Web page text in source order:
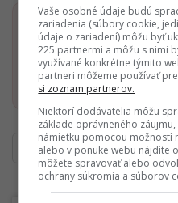
Dostaň Startitup do
Pridať ako
Ďakujeme, že čítaš
alebo si
Vaše osobné údaje budú
zariadenia (súbory cookie,
údaje o zariadení) môžu byť
225 partnermi a môžu s nimi
využívané konkrétne týmito
partneri môžeme používať
si zoznam partnerov.
Niektorí dodávatelia môžu
základe oprávneného
námietku pomocou možností
alebo v ponuke webu nájdite
môžete spravovať alebo
ochrany súkromia a súborov